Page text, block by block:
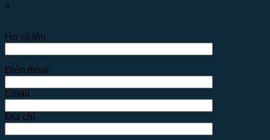
×
Họ và tên
Điện thoại
Email
Địa chỉ